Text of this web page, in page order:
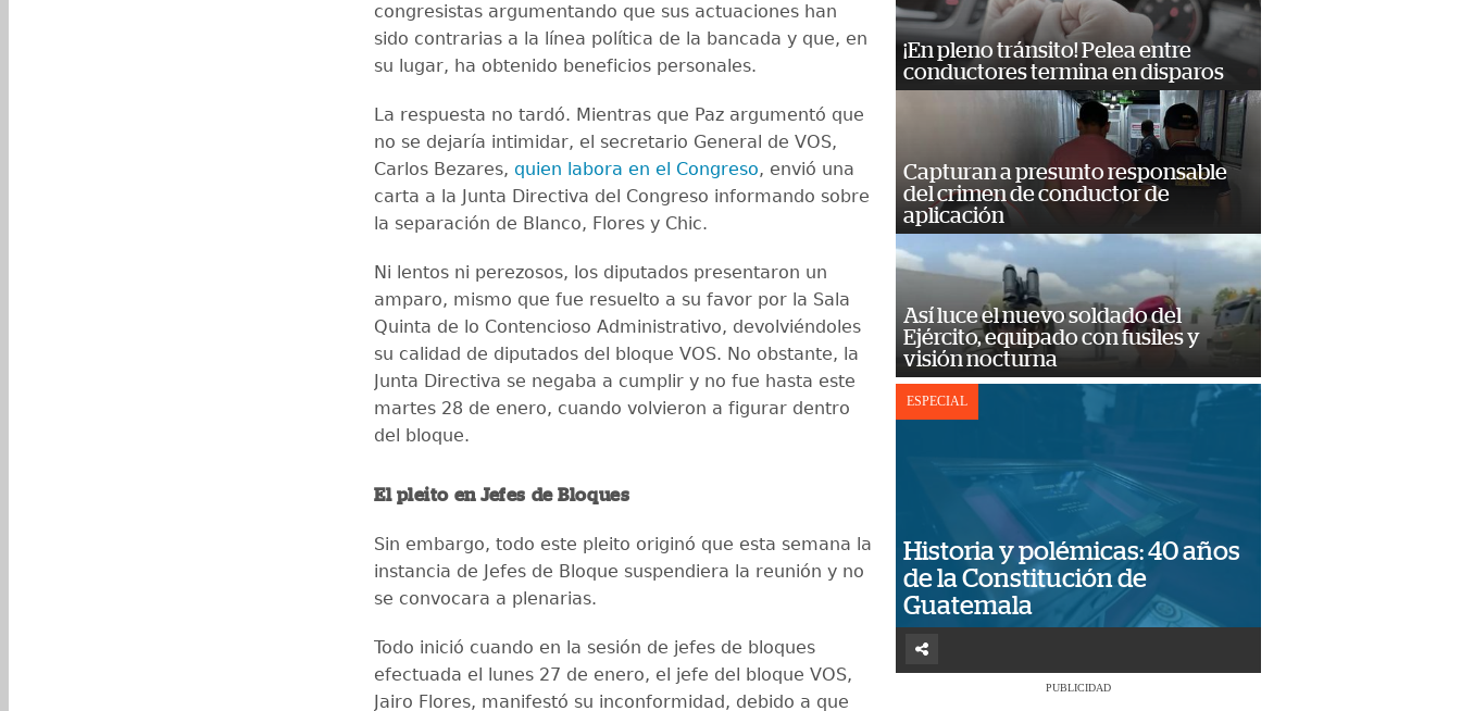
congresistas argumentando que sus actuaciones han
sido contrarias a la línea política de la bancada y que, en
su lugar, ha obtenido beneficios personales.
La respuesta no tardó. Mientras que Paz argumentó que
no se dejaría intimidar, el secretario General de VOS,
Carlos Bezares, quien labora en el Congreso, envió una
carta a la Junta Directiva del Congreso informando sobre
la separación de Blanco, Flores y Chic.
Ni lentos ni perezosos, los diputados presentaron un
amparo, mismo que fue resuelto a su favor por la Sala
Quinta de lo Contencioso Administrativo, devolviéndoles
su calidad de diputados del bloque VOS. No obstante, la
Junta Directiva se negaba a cumplir y no fue hasta este
martes 28 de enero, cuando volvieron a figurar dentro
del bloque.
El pleito en Jefes de Bloques
Sin embargo, todo este pleito originó que esta semana la
instancia de Jefes de Bloque suspendiera la reunión y no
se convocara a plenarias.
Todo inició cuando en la sesión de jefes de bloques
efectuada el lunes 27 de enero, el jefe del bloque VOS,
Jairo Flores, manifestó su inconformidad, debido a que
¡En pleno tránsito! Pelea entre
conductores termina en disparos
Capturan a presunto responsable
del crimen de conductor de
aplicación
Así luce el nuevo soldado del
Ejército, equipado con fusiles y
visión nocturna
ESPECIAL
Historia y polémicas: 40 años
de la Constitución de
Guatemala
PUBLICIDAD